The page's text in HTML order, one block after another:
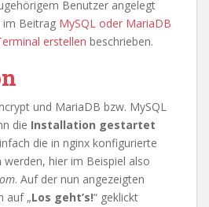
Benutzer angelegt
im Beitrag MySQL oder MariaDB
erstellen beschrieben.
und MariaDB bzw. MySQL
die Installation gestartet
die in nginx konfigurierte
werden, hier im Beispiel also
. Auf der nun angezeigten
auf „Los geht’s!“ geklickt